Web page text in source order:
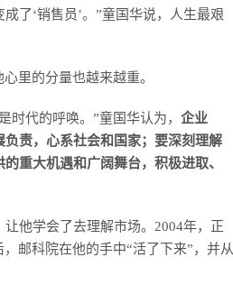
了‘销售员’。”童国华说，人生最艰
里的分量也越来越重。
代的呼唤。”童国华认为， 企业
责，心系社会和国家；要深刻理解
重大机遇和广阔舞台，积极进取、
他学会了去理解市场。2004年，正
邮科院在他的手中“活了下来”，并从